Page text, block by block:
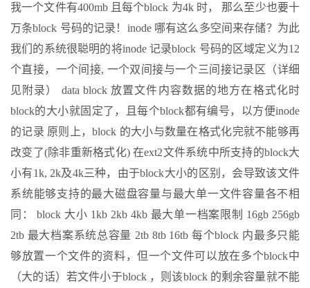
我一个文件有400mb 且每个block 为4k 时， 那么至少也要十
万条block 号码的记录！inode 哪有这么多空间来存储？为此
我们的系统很聪明的将inode 记录block 号码的区域定义为12
个直接，一个间接, 一个双间接与一个三间接记录区（详细
见附录） data block 放置文件内容数据的地方在格式化时
block的大小就固定了，且每个block都有编号，以方便inode
的记录 原则上，block 的大小与数量在格式化完就不能够再
改变了(除非重新格式化) 在ext2文件系统中所支持的block大
小有1k, 2k及4k三种，由于block大小的区别，会导致该文件
系统能够支持的最大磁盘容量与最大单一文件容量各不相
同： block 大小 1kb 2kb 4kb 最大单一档案限制 16gb 256gb
2tb 最大档案系统总容量 2tb 8tb 16tb 每个block 内最多只能
够放置一个文件的资料，但一个文件可以放在多个block中
（大的话）若文件小于block ，则该block 的剩余容量就不能